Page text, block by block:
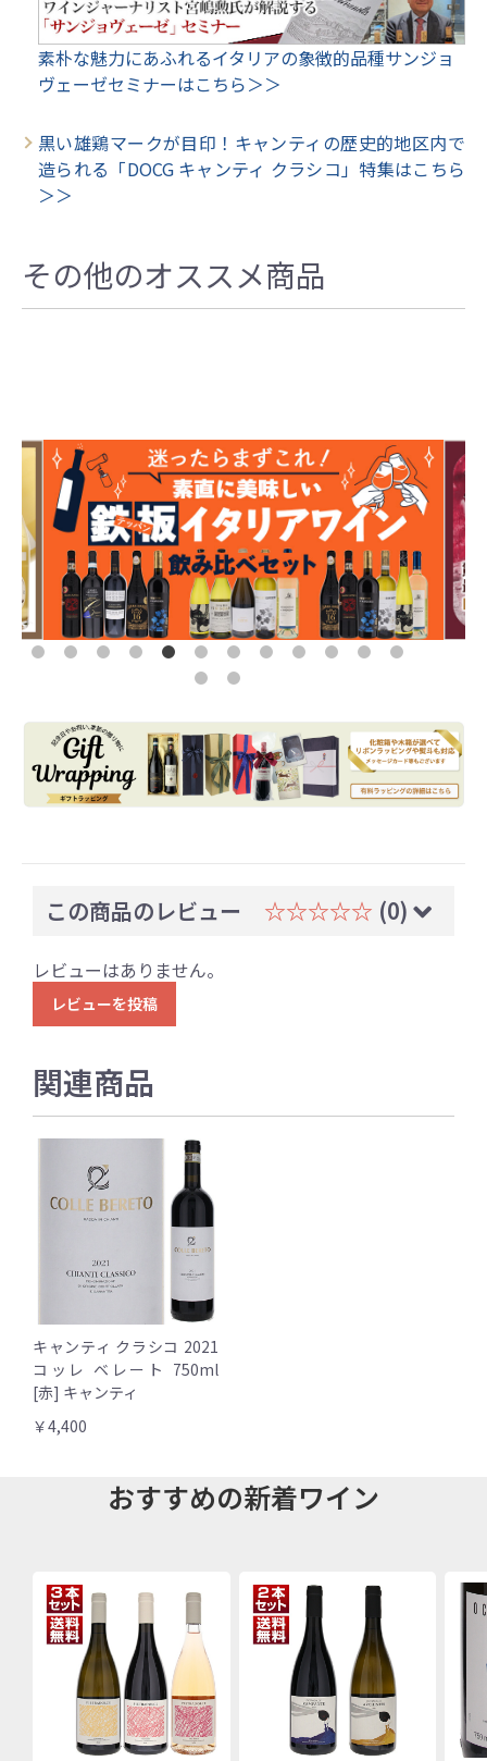
素朴な魅力にあふれるイタリアの象徴的品種サンジョ
ヴェーゼセミナーはこちら＞＞
黒い雄鶏マークが目印！キャンティの歴史的地区内で
造られる「DOCG キャンティ クラシコ」特集はこちら
＞＞
その他のオススメ商品
この商品のレビュー ☆☆☆☆☆ (0)
レビューはありません。
レビューを投稿
関連商品
キャンティ クラシコ 2021
コッレ ベレート 750ml
[赤] キャンティ
￥4,400
おすすめの新着ワイン